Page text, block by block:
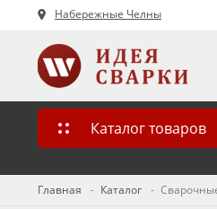
Набережные Челны
Каталог товаров
Главная Каталог